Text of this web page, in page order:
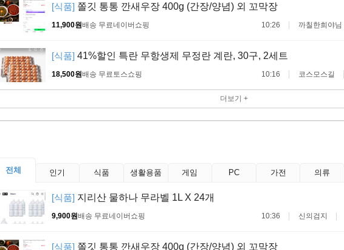
[식품] 쫄깃 통통 깐새우장 400g (간장/양념) 외 꼬막장
11,900원배송 무료네이버쇼핑 10:26 까칠한희야님
[식품] 41%할인 특란 무항생제 무정란 계란, 30구, 2세트
18,500원배송 무료 토스쇼핑 10:16 코스모스길
더보기 +
전체 인기 식품 생활용품 게임 PC 가전 의류
[식품] 지리산 물하나 무라벨 1L X 24개
9,900원배송 무료네이버쇼핑 10:36 신의검지
[식품] 쫄깃 통통 깐새우장 400g (간장/양념) 외 꼬막장